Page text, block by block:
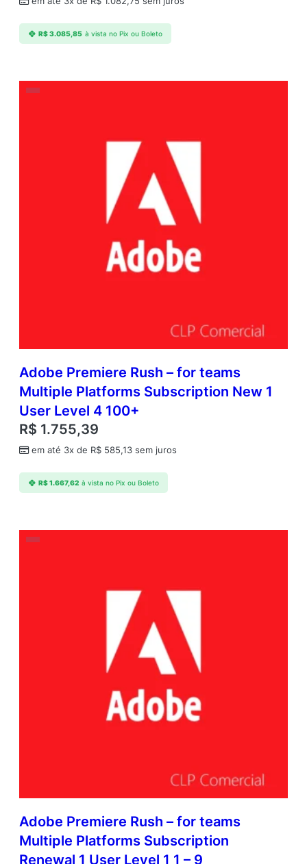
R$3.085,85 à vista no Pix ou Boleto
Adobe Premiere Rush – for teams
Multiple Platforms Subscription New 1
User Level 4 100+
R$ 1.755,39
em até 3x de R$ 585,13 sem juros
R$1.667,62 à vista no Pix ou Boleto
Adobe Premiere Rush – for teams
Multiple Platforms Subscription
Renewal 1 User Level 1 1 – 9